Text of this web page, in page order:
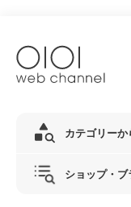
カテゴリーか
ショップ・